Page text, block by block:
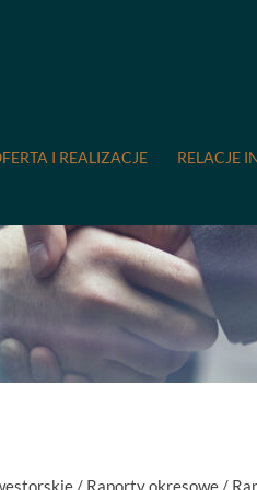
I REALIZACJE RELACJE
/ Raporty okresowe /